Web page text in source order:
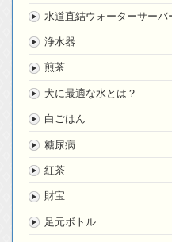
水道直結ウォーターサーバ
浄水器
煎茶
犬に最適な水とは？
白ごはん
糖尿病
紅茶
財宝
足元ボトル